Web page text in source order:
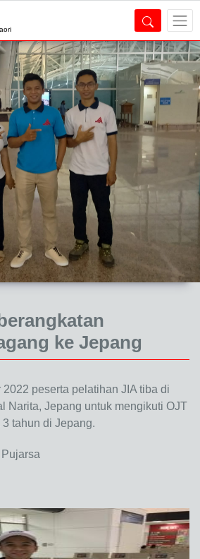
ke Jepang
2022 peserta pelatihan JIA tiba di
Narita, Jepang untuk mengikuti OJT
tahun di Jepang.